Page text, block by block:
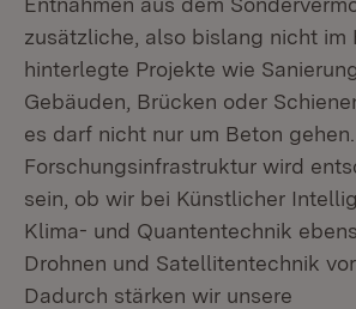
zusätzliche, also bislang nicht im
hinterlegte Projekte wie
Gebäuden, Brücken oder
es darf nicht nur um Beton
Forschungsinfrastruktur wird
sein, ob wir bei Künstlicher
Klima- und Quantentechnik
Drohnen und Satellitentechnik
Dadurch stärken wir unsere